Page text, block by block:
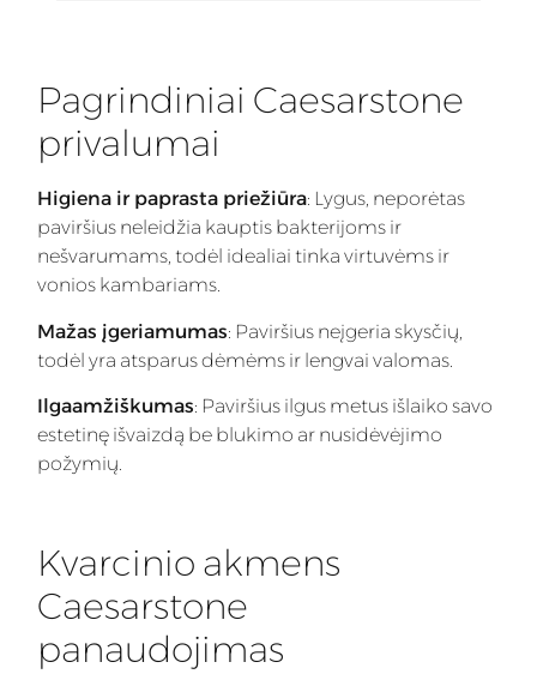
Pagrindiniai Caesarstone
privalumai
Higiena ir paprasta priežiūra: Lygus, neporėtas
paviršius neleidžia kauptis bakterijoms ir
nešvarumams, todėl idealiai tinka virtuvėms ir
vonios kambariams.
Mažas įgeriamumas: Paviršius neįgeria skysčių,
todėl yra atsparus dėmėms ir lengvai valomas.
Ilgaamžiškumas: Paviršius ilgus metus išlaiko savo
estetinę išvaizdą be blukimo ar nusidėvėjimo
požymių.
Kvarcinio akmens
Caesarstone
panaudojimas